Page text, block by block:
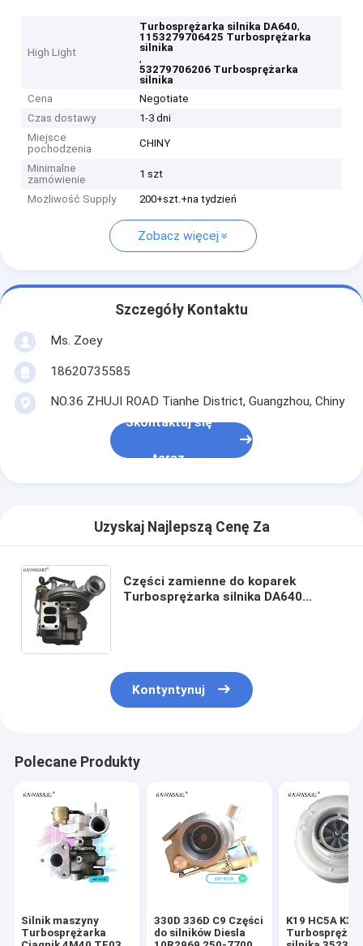
High Light
Turbosprężarka silnika DA640,
1153279706425 Turbosprężarka
silnika
,
53279706206 Turbosprężarka
silnika
Cena
Negotiate
Czas dostawy
1-3 dni
Miejsce
pochodzenia
CHINY
Minimalne
zamówienie
1 szt
Możliwość Supply 200+szt.+na tydzień
Zobacz więcej
Szczegóły Kontaktu
Ms. Zoey
18620735585
NO.36 ZHUJI ROAD Tianhe District, Guangzhou, Chiny
Skontaktuj się
teraz
Uzyskaj Najlepszą Cenę Za
Części zamienne do koparek
Turbosprężarka silnika DA640
Kontyntynuj
Polecane Produkty
Silnik maszyny
Turbosprężarka
330D 336D C9 Części
do silników Diesla
K19 HC5A K38